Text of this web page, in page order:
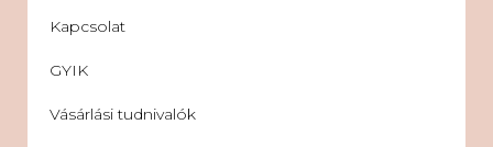
Kapcsolat
GYIK
Vásárlási tudnivalók